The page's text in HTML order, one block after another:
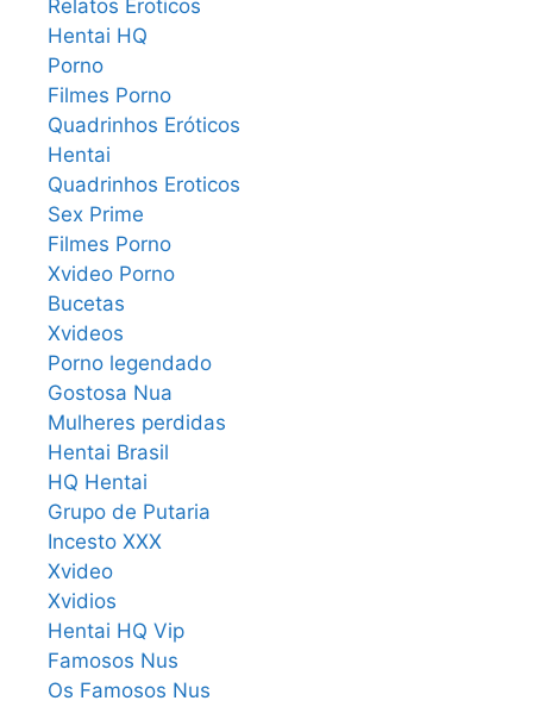
Relatos Eroticos
Hentai HQ
Porno
Filmes Porno
Quadrinhos Eróticos
Hentai
Quadrinhos Eroticos
Sex Prime
Filmes Porno
Xvideo Porno
Bucetas
Xvideos
Porno legendado
Gostosa Nua
Mulheres perdidas
Hentai Brasil
HQ Hentai
Grupo de Putaria
Incesto XXX
Xvideo
Xvidios
Hentai HQ Vip
Famosos Nus
Os Famosos Nus